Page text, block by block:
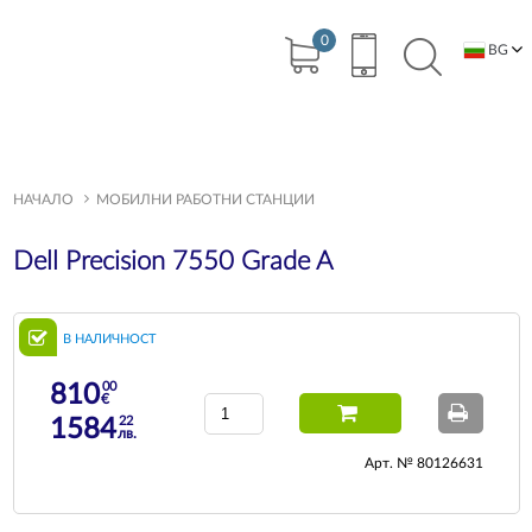
0
BG
НАЧАЛО МОБИЛНИ РАБОТНИ СТАНЦИИ
Dell Precision 7550 Grade A
В НАЛИЧНОСТ
81000
€
158422
лв.
Арт. № 80126631